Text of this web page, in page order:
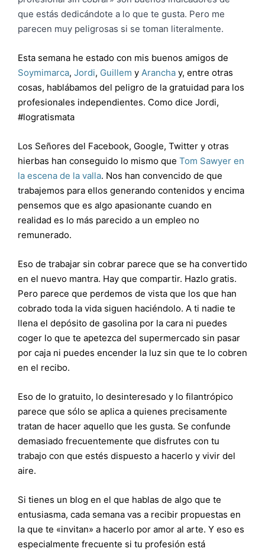
que estás dedicándote a lo que te gusta. Pero me
parecen muy peligrosas si se toman literalmente.
Esta semana he estado con mis buenos amigos de
Soymimarca, Jordi, Guillem y Arancha y, entre otras
cosas, hablábamos del peligro de la gratuidad para los
profesionales independientes. Como dice Jordi,
#logratismata
Los Señores del Facebook, Google, Twitter y otras
hierbas han conseguido lo mismo que Tom Sawyer en
la escena de la valla. Nos han convencido de que
trabajemos para ellos generando contenidos y encima
pensemos que es algo apasionante cuando en
realidad es lo más parecido a un empleo no
remunerado.
Eso de trabajar sin cobrar parece que se ha convertido
en el nuevo mantra. Hay que compartir. Hazlo gratis.
Pero parece que perdemos de vista que los que han
cobrado toda la vida siguen haciéndolo. A ti nadie te
llena el depósito de gasolina por la cara ni puedes
coger lo que te apetezca del supermercado sin pasar
por caja ni puedes encender la luz sin que te lo cobren
en el recibo.
Eso de lo gratuito, lo desinteresado y lo filantrópico
parece que sólo se aplica a quienes precisamente
tratan de hacer aquello que les gusta. Se confunde
demasiado frecuentemente que disfrutes con tu
trabajo con que estés dispuesto a hacerlo y vivir del
aire.
Si tienes un blog en el que hablas de algo que te
entusiasma, cada semana vas a recibir propuestas en
la que te «invitan» a hacerlo por amor al arte. Y eso es
especialmente frecuente si tu profesión está